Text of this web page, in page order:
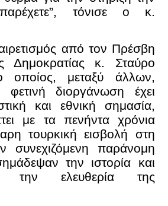
τόνισε ο κ.
από τον Πρέσβη
Δημοκρατίας κ. Σταύρο
οποίος, μεταξύ άλλων,
φετινή διοργάνωση έχει
και εθνική σημασία,
με τα πενήντα χρόνια
τουρκική εισβολή στη
συνεχιζόμενη παράνομη
την ιστορία και
την ελευθερία της